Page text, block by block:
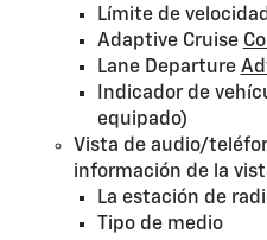
Límite de velocidad
Adaptive Cruise
Lane Departure
Indicador de
equipado)
Vista de audio/
información de la
La estación de
Tipo de medio